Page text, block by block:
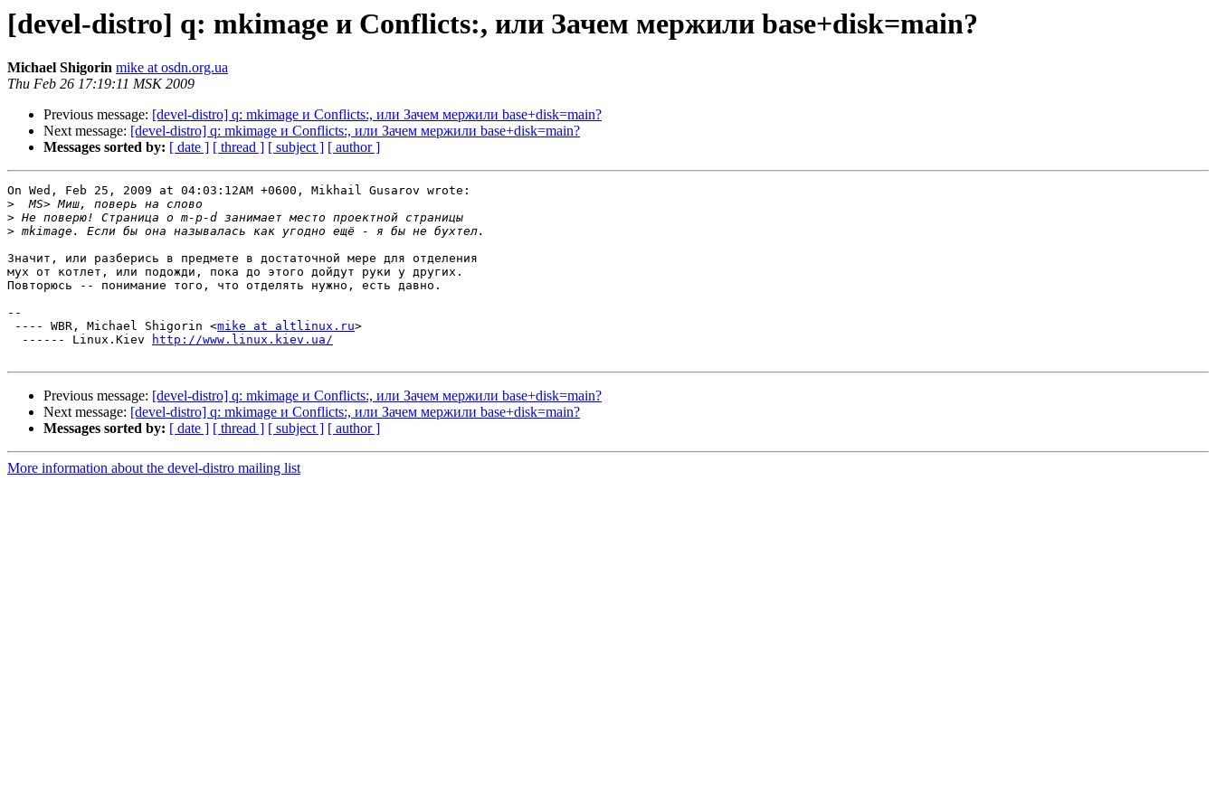
[devel-distro] q: mkimage и Conflicts:, или Зачем мержили base+disk=main?
Michael Shigorin mike at osdn.org.ua
Thu Feb 26 17:19:11 MSK 2009
Previous message: [devel-distro] q: mkimage и Conflicts:, или Зачем мержили base+disk=main?
Next message: [devel-distro] q: mkimage и Conflicts:, или Зачем мержили base+disk=main?
Messages sorted by: [ date ] [ thread ] [ subject ] [ author ]
On Wed, Feb 25, 2009 at 04:03:12AM +0600, Mikhail Gusarov wrote:
>
>
>
Значит, или разберись в предмете в достаточной мере для отделения
мух от котлет, или подожди, пока до этого дойдут руки у других.
Повторюсь -- понимание того, что отделять нужно, есть давно.
--
---- WBR, Michael Shigorin <mike at altlinux.ru>
  ------ Linux.Kiev
http://www.linux.kiev.ua/
Previous message: [devel-distro] q: mkimage и Conflicts:, или Зачем мержили base+disk=main?
Next message: [devel-distro] q: mkimage и Conflicts:, или Зачем мержили base+disk=main?
Messages sorted by: [ date ] [ thread ] [ subject ] [ author ]
More information about the devel-distro mailing list